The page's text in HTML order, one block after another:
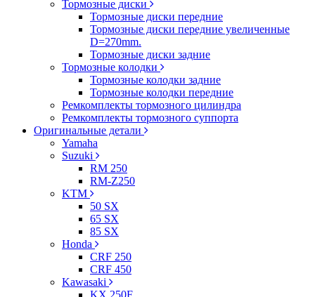
Тормозные диски
Тормозные диски передние
Тормозные диски передние увеличенные
D=270mm.
Тормозные диски задние
Тормозные колодки
Тормозные колодки задние
Тормозные колодки передние
Ремкомплекты тормозного цилиндра
Ремкомплекты тормозного суппорта
Оригинальные детали
Yamaha
Suzuki
RM 250
RM-Z250
KTM
50 SX
65 SX
85 SX
Honda
CRF 250
CRF 450
Kawasaki
KX 250F